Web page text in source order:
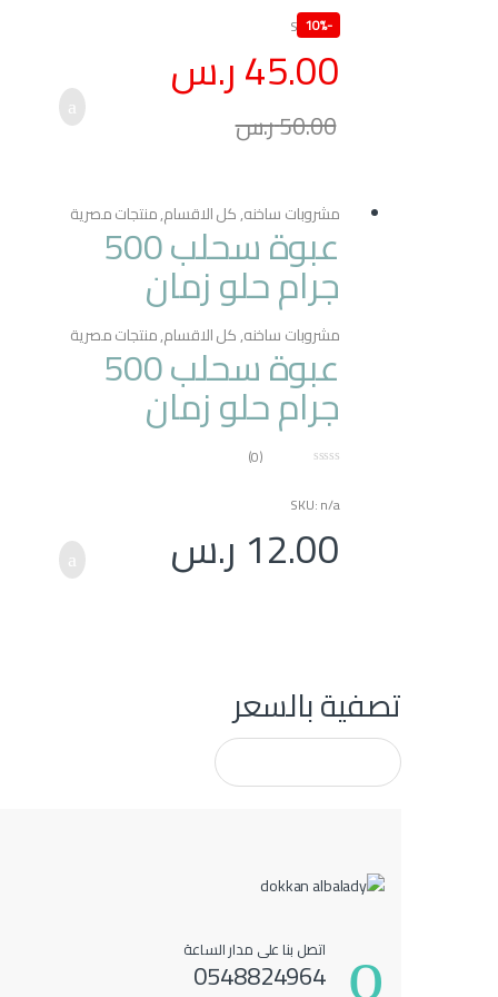
o
t
f
5
SKU: n/a
-
10%
45.00ر.س
50.00ر.س
مشروبات ساخنه,كل الاقسام,منتجات مصرية
عبوة سحلب 500
جرام حلو زمان
مشروبات ساخنه,كل الاقسام,منتجات مصرية
عبوة سحلب 500
جرام حلو زمان
u
t
f
5
(0)
SKU: n/a
12.00 ر.س
تصفية بالسعر
اتصل بنا على مدار الساعة
0548824964